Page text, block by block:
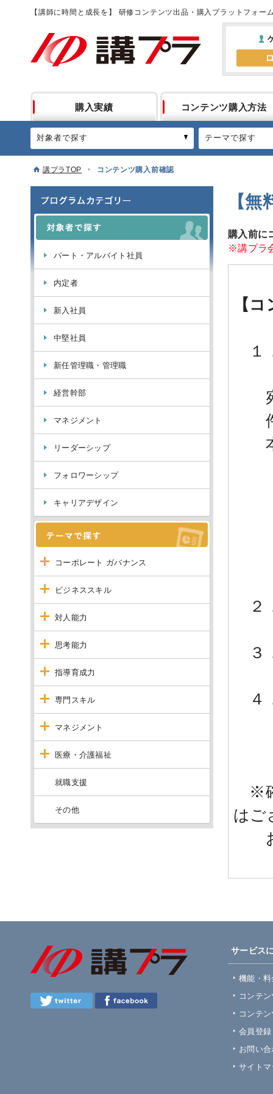
【講師に時間と成長を】 研修コンテンツ出品・購入プラットフォー
購入実績 コンテンツ購入方法
対象者で探す テーマで探す
講プラTOP コンテンツ購入前確認
パート・アルバイト社員
内定者
新入社員
中堅社員
新任管理職・管理職
経営幹部
マネジメント
リーダーシップ
フォロワーシップ
キャリアデザイン
コーポレート ガバナンス
ビジネススキル
対人能力
思考能力
指導育成力
専門スキル
マネジメント
医療・介護福祉
就職支援
その他
【
購入前に
※講プラ
【
１
宛
件
本
２
３
４
※確
はご
お
サービス
機能・
コンテ
コンテ
会員登録
お問い
サイトマ